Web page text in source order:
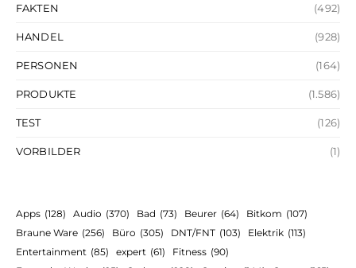
FAKTEN (492)
HANDEL (928)
PERSONEN (164)
PRODUKTE (1.586)
TEST (126)
VORBILDER (1)
Apps (128) Audio (370) Bad (73) Beurer (64) Bitkom (107)
Braune Ware (256) Büro (305) DNT/FNT (103) Elektrik (113)
Entertainment (85) expert (61) Fitness (90)